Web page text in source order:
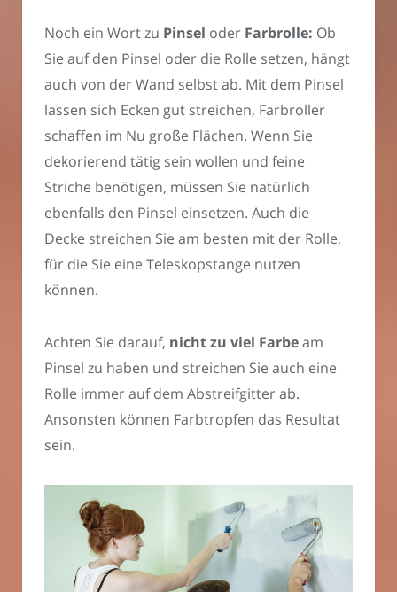
Noch ein Wort zu Pinsel oder Farbrolle: Ob
Sie auf den Pinsel oder die Rolle setzen, hängt
auch von der Wand selbst ab. Mit dem Pinsel
lassen sich Ecken gut streichen, Farbroller
schaffen im Nu große Flächen. Wenn Sie
dekorierend tätig sein wollen und feine
Striche benötigen, müssen Sie natürlich
ebenfalls den Pinsel einsetzen. Auch die
Decke streichen Sie am besten mit der Rolle,
für die Sie eine Teleskopstange nutzen
können.
Achten Sie darauf, nicht zu viel Farbeam
Pinsel zu haben und streichen Sie auch eine
Rolle immer auf dem Abstreifgitter ab.
Ansonsten können Farbtropfen das Resultat
sein.